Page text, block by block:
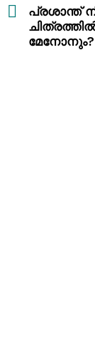
പ്രശാന്ത്
മേനോനും?